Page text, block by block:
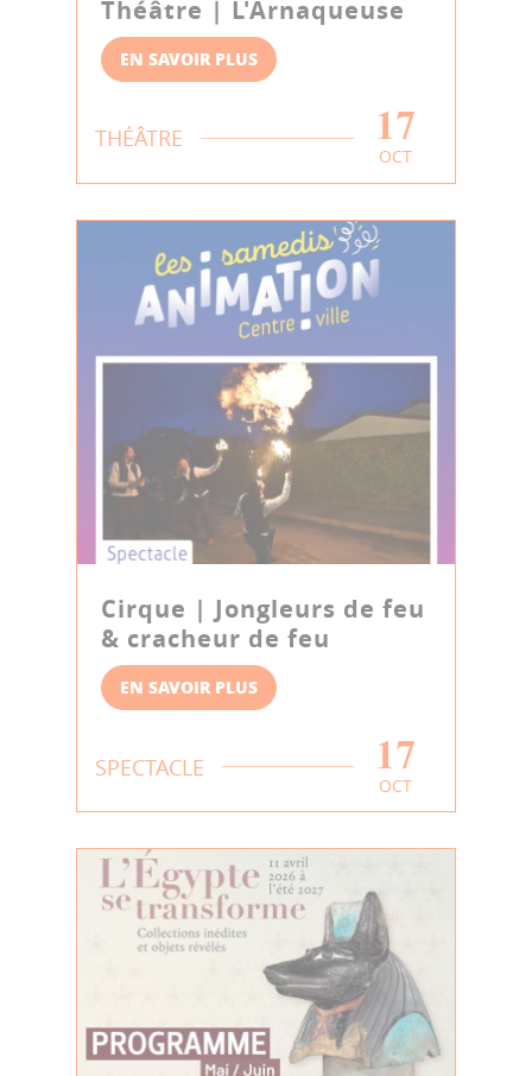
Théâtre | L'Arnaqueuse
EN SAVOIR PLUS
THÉÂTRE 17
OCT
Cirque | Jongleurs de feu
& cracheur de feu
EN SAVOIR PLUS
SPECTACLE 17
OCT